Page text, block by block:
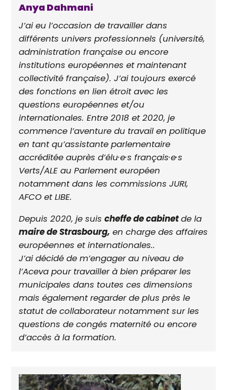
Anya Dahmani
J’ai eu l’occasion de travailler dans
différents univers professionnels (université,
administration française ou encore
institutions européennes et maintenant
collectivité française). J’ai toujours exercé
des fonctions en lien étroit avec les
questions européennes et/ou
internationales. Entre 2018 et 2020, je
commence l’aventure du travail en politique
en tant qu’assistante parlementaire
accréditée auprès d’élu·e·s français·e·s
Verts/ALE au Parlement européen
notamment dans les commissions JURI,
AFCO et LIBE.
Depuis 2020, je suischeffe de cabinetde la
mairede Strasbourg, en charge des affaires
européennes et internationales..
J’ai décidé de m’engager au niveau de
l’Aceva pour travailler à bien préparer les
municipales dans toutes ces dimensions
mais également regarder de plus près le
statut de collaborateur notamment sur les
questions de congés maternité ou encore
d’accès à la formation.